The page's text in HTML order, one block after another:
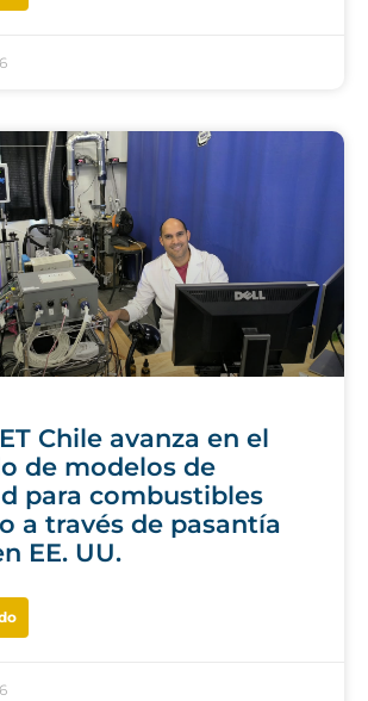
Chile avanza en el
de modelos de
para combustibles
a través de pasantía
EE. UU.